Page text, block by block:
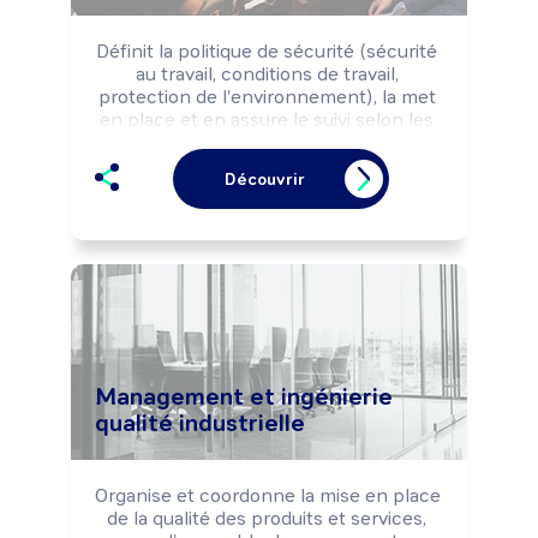
Définit la politique de sécurité (sécurité
au travail, conditions de travail,
protection de l'environnement), la met
en place et en assure le suivi selon les
Sécurité et Environnement.
Peut coordonner une équipe.
Peut diriger un service.
Découvrir
Management et ingénierie
qualité industrielle
Organise et coordonne la mise en place
de la qualité des produits et services,